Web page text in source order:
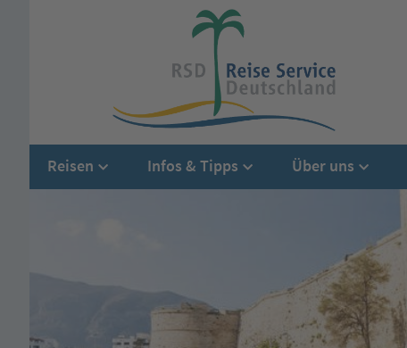
Reisen Infos & Tipps Über uns